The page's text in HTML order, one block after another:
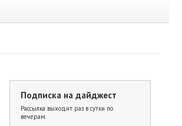
Подписка на дайджест
Рассылка выходит раз в сутки по
вечерам.